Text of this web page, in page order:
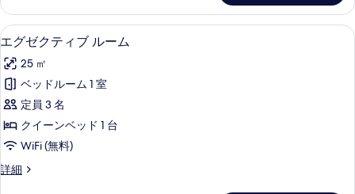
す
る
ー
ム
の
す
べ
て
の
写
真
ア
ト
リ
ル
ル
ー
ム
の
詳
細
エ
グ
ゼ
ク
テ
ィ
ル
エグゼクティブ ルーム | 羽毛の掛け
4
エグゼクティブ ルーム
25 ㎡
ベッドルーム 1 室
定員 3 名
クイーンベッド 1 台
WiFi (無料)
詳細
エ